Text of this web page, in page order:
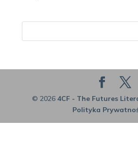
© 2026 4CF - The Futures
Polityka